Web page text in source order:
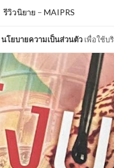
นโยบายความเป็นส่วนตัว เพื่อใช้บ
รีวิวนิยาย – MAIPRS